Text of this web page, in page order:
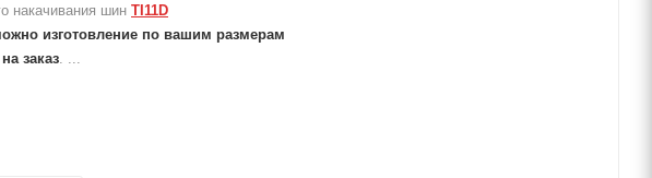
накачивания шин TI11D
изготовление по вашим размерам
заказ. ...